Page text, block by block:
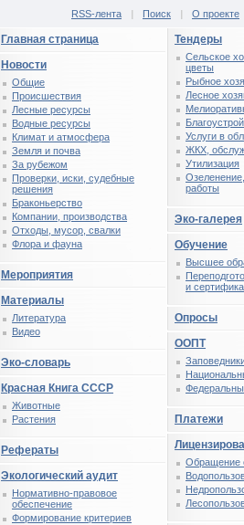
RSS-лента | Поиск | О проекте
Тендеры
Сельское
цветы
Рыбное
Лесное
Услуги в
ЖКХ,
Утилизация
работы
Эко-галерея
Обучение
Высшее
и
Опросы
ООПТ
Платежи
Обращение
Главная страница
Новости
Общие
Происшествия
Лесные ресурсы
Водные ресурсы
Климат и атмосфера
Земля и почва
За рубежом
Проверки, иски, судебные
решения
Браконьерство
Компании, производства
Отходы, мусор, свалки
Флора и фауна
Мероприятия
Материалы
Литература
Видео
Эко-словарь
Красная Книга СССР
Животные
Растения
Рефераты
Экологический аудит
Нормативно-правовое
обеспечение
Формирование критериев